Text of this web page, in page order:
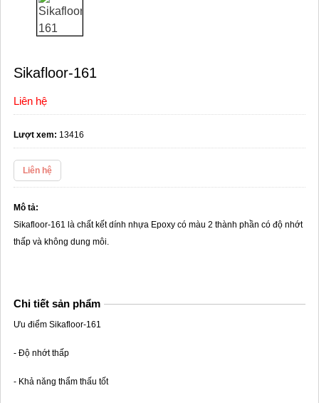
Sikafloor-161
Liên hệ
Lượt xem: 13416
Liên hệ
Mô tả:
Sikafloor-161 là chất kết dính nhựa Epoxy có màu 2 thành phần có độ nhớt
thấp và không dung môi.
Chi tiết sản phẩm
Ưu điểm Sikafloor-161
- Độ nhớt thấp
- Khả năng thẩm thấu tốt